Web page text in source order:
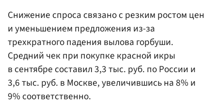
Снижение спроса связано с резким ростом цен
и уменьшением предложения из-за
трехкратного падения вылова горбуши.
Средний чек при покупке красной икры
в сентябре составил 3,3 тыс. руб. по России и
3,6 тыс. руб. в Москве, увеличившись на 8% и
9% соответственно.